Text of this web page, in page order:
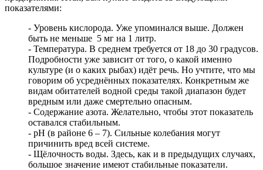
показателями:
- Уровень кислорода. Уже упоминался выше. Должен
быть не меньше 5 мг на 1 литр.
- Температура. В среднем требуется от 18 до 30 градусов.
Подробности уже зависит от того, о какой именно
культуре (и о каких рыбах) идёт речь. Но учтите, что мы
говорим об усреднённых показателях. Конкретным же
видам обитателей водной среды такой диапазон будет
вредным или даже смертельно опасным.
- Содержание азота. Желательно, чтобы этот показатель
оставался стабильным.
- рН (в районе 6 – 7). Сильные колебания могут
причинить вред всей системе.
- Щёлочность воды. Здесь, как и в предыдущих случаях,
большое значение имеют стабильные показатели.